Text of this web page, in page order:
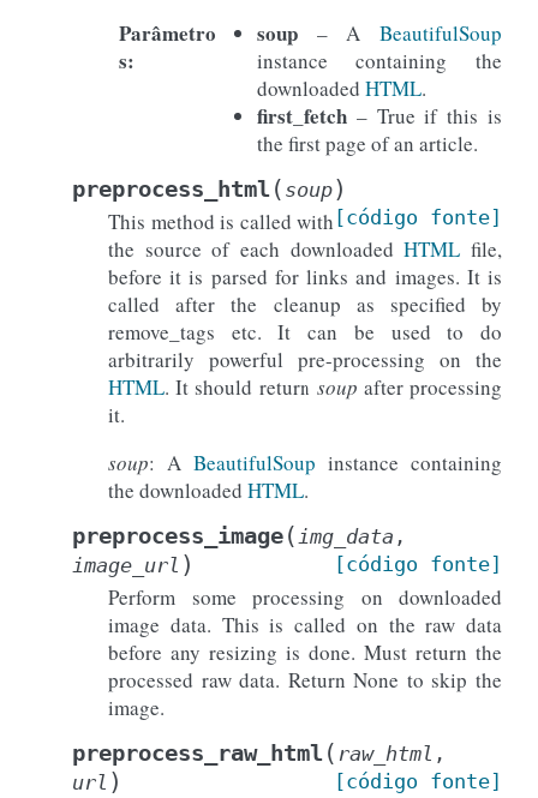
Parâmetro
s:
soup– A BeautifulSoup
instance containing the
downloaded HTML.
first_fetch– True if this is
the first page of an article.
preprocess_html( soup)
[código fonte]
This method is called with
the source of each downloadedHTML file,
before it is parsed for links and images. It is
called after the cleanup as specified by
remove_tags etc. It can be used to do
arbitrarily powerful pre-processing on the
HTML. It should return soup after processing
it.
soup: A BeautifulSoup instance containing
the downloaded HTML.
preprocess_image( img_data ,
image_url ) [código fonte]
Perform some processing on downloaded
image data. This is called on the raw data
before any resizing is done. Must return the
processed raw data. Return None to skip the
image.
preprocess_raw_html( raw_html ,
url ) [código fonte]